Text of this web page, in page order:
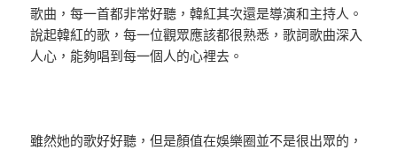
歌曲，每一首都非常好聽，韓紅其次還是導演和主持人。
說起韓紅的歌，每一位觀眾應該都很熟悉，歌詞歌曲深入
人心，能夠唱到每一個人的心裡去。
雖然她的歌好好聽，但是顏值在娛樂圈並不是很出眾的，